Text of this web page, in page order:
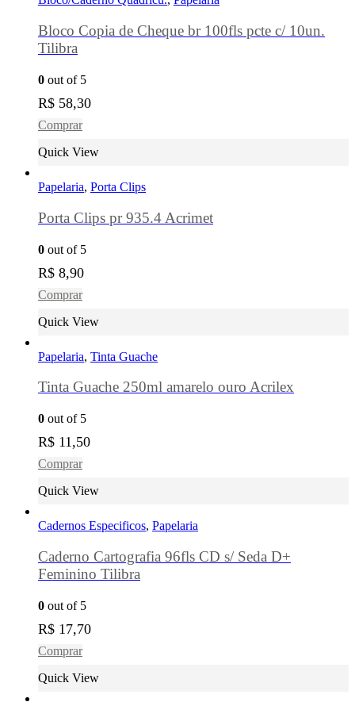
Bloco Copia de Cheque br 100fls pcte c/ 10un.
Tilibra
0 out of 5
R$ 58,30
Comprar
Quick View
Papelaria, Porta Clips
Porta Clips pr 935.4 Acrimet
0 out of 5
R$ 8,90
Comprar
Quick View
Papelaria, Tinta Guache
Tinta Guache 250ml amarelo ouro Acrilex
0 out of 5
R$ 11,50
Comprar
Quick View
Cadernos Especificos, Papelaria
Caderno Cartografia 96fls CD s/ Seda D+
Feminino Tilibra
0 out of 5
R$ 17,70
Comprar
Quick View